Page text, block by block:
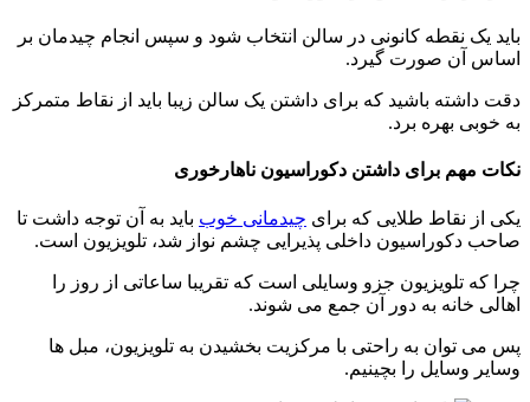
باید یک نقطه کانونی در سالن انتخاب شود و سپس انجام چیدمان بر
اساس آن صورت گیرد.
دقت داشته باشید که برای داشتن یک سالن زیبا باید از نقاط متمرکز
به خوبی بهره برد.
نکات مهم برای داشتن دکوراسیون ناهارخوری
یکی از نقاط طلایی که برای چیدمانی خوب باید به آن توجه داشت تا
صاحب دکوراسیون داخلی پذیرایی چشم نواز شد، تلویزیون است.
چرا که تلویزیون جزو وسایلی است که تقریبا ساعاتی از روز را
اهالی خانه به دور آن جمع می شوند.
پس می توان به راحتی با مرکزیت بخشیدن به تلویزیون، مبل ها
وسایر وسایل را بچینیم.